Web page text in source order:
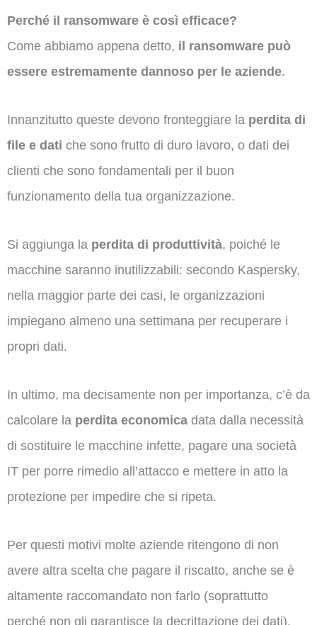
Perché il ransomware è così efficace?
Come abbiamo appena detto, il ransomware può
essere estremamente dannoso per le aziende.
Innanzitutto queste devono fronteggiare la perdita di
file e dati che sono frutto di duro lavoro, o dati dei
clienti che sono fondamentali per il buon
funzionamento della tua organizzazione.
Si aggiunga la perdita di produttività, poiché le
macchine saranno inutilizzabili: secondo Kaspersky,
nella maggior parte dei casi, le organizzazioni
impiegano almeno una settimana per recuperare i
propri dati.
In ultimo, ma decisamente non per importanza, c’è da
calcolare la perdita economica data dalla necessità
di sostituire le macchine infette, pagare una società
IT per porre rimedio all’attacco e mettere in atto la
protezione per impedire che si ripeta.
Per questi motivi molte aziende ritengono di non
avere altra scelta che pagare il riscatto, anche se è
altamente raccomandato non farlo (soprattutto
perché non gli garantisce la decrittazione dei dati).